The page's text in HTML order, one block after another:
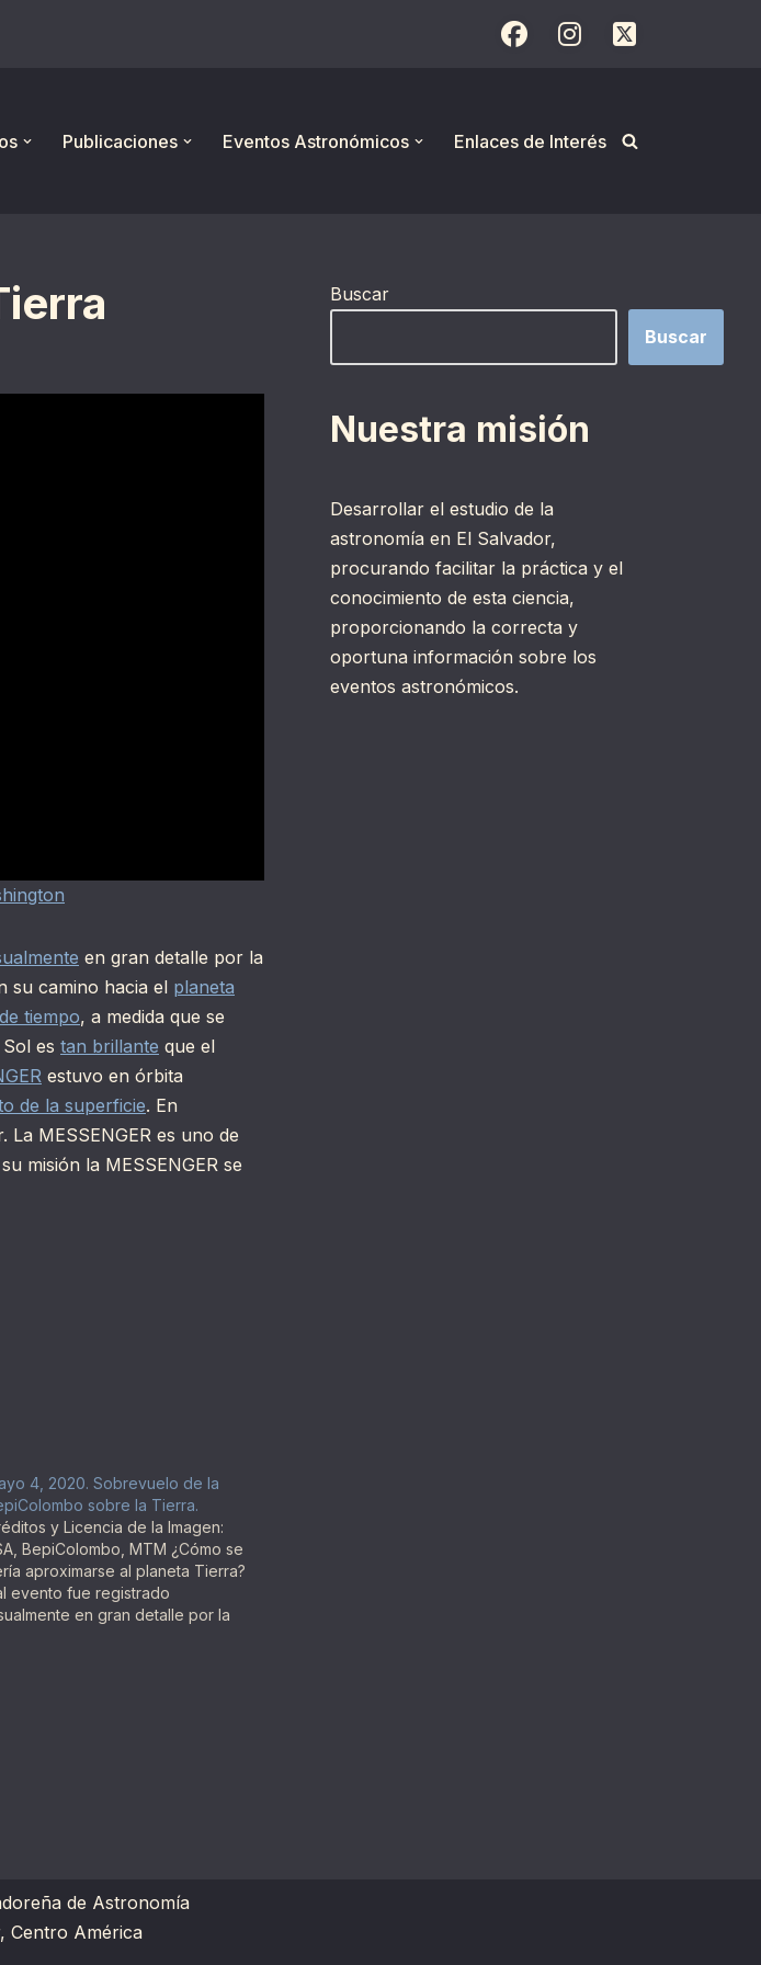
Publicaciones Eventos Astronómicos Enlaces de Interés
en gran detalle por la
su camino hacia el planeta
tiempo, a medida que se
es tan brillante que el
estuvo en órbita
de la superficie. En
La MESSENGER es uno de
misión la MESSENGER se
4, 2020. Sobrevuelo de la
sobre la Tierra.
y Licencia de la Imagen:
BepiColombo, MTM ¿Cómo se
aproximarse al planeta Tierra?
evento fue registrado
en gran detalle por la
Buscar
Buscar
Nuestra misión
Desarrollar el estudio de la
astronomía en El Salvador,
procurando facilitar la práctica y el
conocimiento de esta ciencia,
proporcionando la correcta y
oportuna información sobre los
eventos astronómicos.
de Astronomía
Centro América